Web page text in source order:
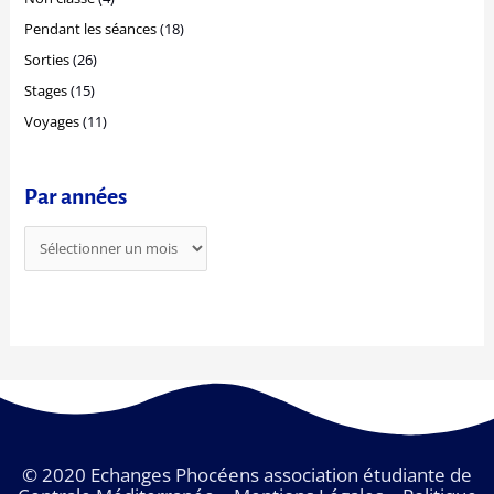
r
:
Pendant les séances(18)
Sorties(26)
Stages(15)
Voyages(11)
Par années
© 2020 Echanges Phocéens association étudiante de